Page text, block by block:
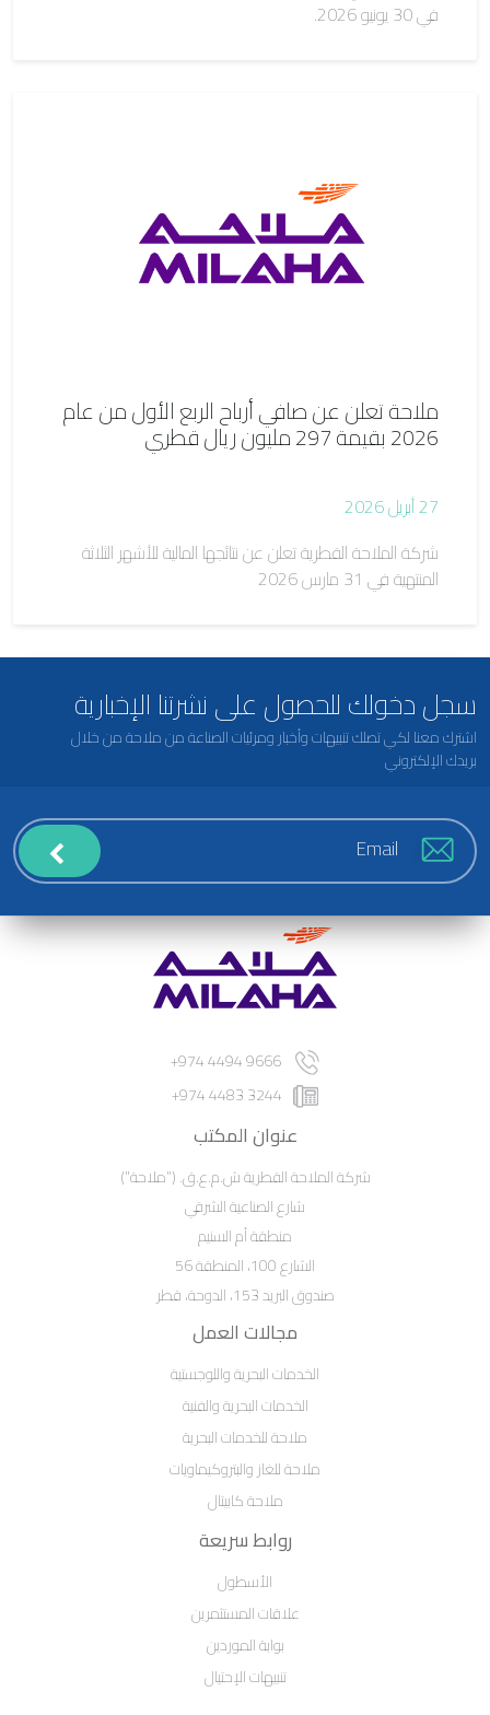
في 30 يونيو 2026.
ملاحة تعلن عن صافي أرباح الربع الأول من عام
2026 بقيمة 297 مليون ريال قطري
27 أبريل 2026
شركة الملاحة القطرية تعلن عن نتائجها المالية للأشهر الثلاثة
المنتهية في 31 مارس 2026
سجل دخولك للحصول على نشرتنا الإخبارية
اشترك معنا لكي تصلك تنبيهات وأخبار ومرئيات الصناعة من ملاحة من خلال
بريدك الإلكتروني
9666 4494 974+
3244 4483 974+
عنوان المكتب
شركة الملاحة القطرية ش.م.ع.ق. ("ملاحة")
شارع الصناعية الشرقي
منطقة أم السنيم
الشارع 100، المنطقة 56
صندوق البريد 153، الدوحة، قطر
مجالات العمل
الخدمات البحرية واللوجستية
الخدمات البحرية والفنية
ملاحة للخدمات البحرية
ملاحة للغاز والبتروكيماويات
ملاحة كابيتال
روابط سريعة
الأسطول
علاقات المستثمرين
بوابة الموردين
تنبيهات الإحتيال